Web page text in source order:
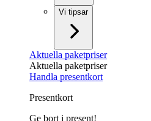
Vi tipsar
Aktuella paketpriser
Aktuella paketpriser
Handla presentkort
Presentkort
Ge bort i present!